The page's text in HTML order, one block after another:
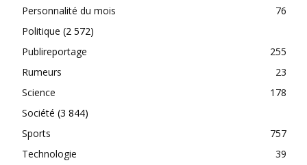
Personnalité du mois
76
Politique (2 572)
Publireportage
255
Rumeurs
23
Science
178
Société (3 844)
Sports
757
Technologie
39